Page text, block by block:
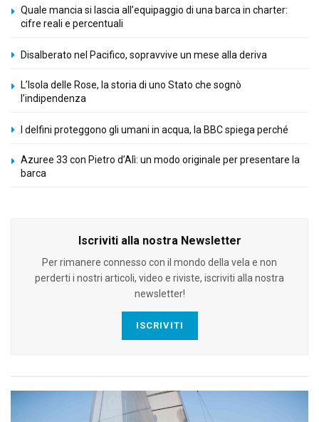
Quale mancia si lascia all’equipaggio di una barca in charter:
cifre reali e percentuali
Disalberato nel Pacifico, sopravvive un mese alla deriva
L’Isola delle Rose, la storia di uno Stato che sognò
l’indipendenza
I delfini proteggono gli umani in acqua, la BBC spiega perché
Azuree 33 con Pietro d’Alì: un modo originale per presentare la
barca
Iscriviti alla nostra Newsletter
Per rimanere connesso con il mondo della vela e non
perderti i nostri articoli, video e riviste, iscriviti alla nostra
newsletter!
ISCRIVITI